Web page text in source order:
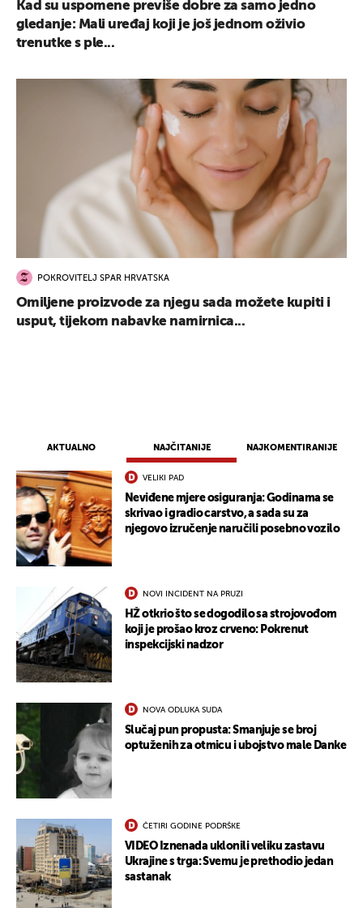
AKTUALNO NAJČITANIJE NAJKOMENTIRANIJE
VELIKI PAD
Neviđene mjere osiguranja: Godinama se
skrivao i gradio carstvo, a sada su za
njegovo izručenje naručili posebno vozilo
NOVI INCIDENT NA PRUZI
HŽ otkrio što se dogodilo sa strojovođom
koji je prošao kroz crveno: Pokrenut
inspekcijski nadzor
NOVA ODLUKA SUDA
Slučaj pun propusta: Smanjuje se broj
optuženih za otmicu i ubojstvo male Danke
ČETIRI GODINE PODRŠKE
VIDEO Iznenada uklonili veliku zastavu
Ukrajine s trga: Svemu je prethodio jedan
sastanak
Kad su uspomene previše dobre za samo jedno
gledanje: Mali uređaj koji je još jednom oživio
trenutke s ple...
POKROVITELJ SPAR HRVATSKA
Omiljene proizvode za njegu sada možete kupiti i
usput, tijekom nabavke namirnica...